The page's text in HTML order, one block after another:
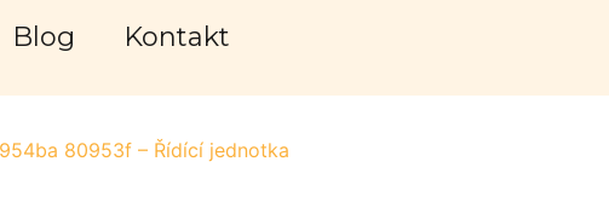
Blog Kontakt
80953f – Řídící jednotka